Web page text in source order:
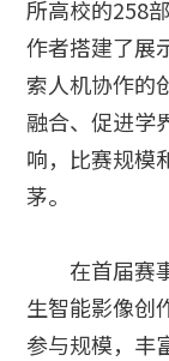
所高校的258
作者搭建了展
索人机协作的
融合、促进学
响，比赛规模
茅。
在首届赛
生智能影像创
参与规模，丰